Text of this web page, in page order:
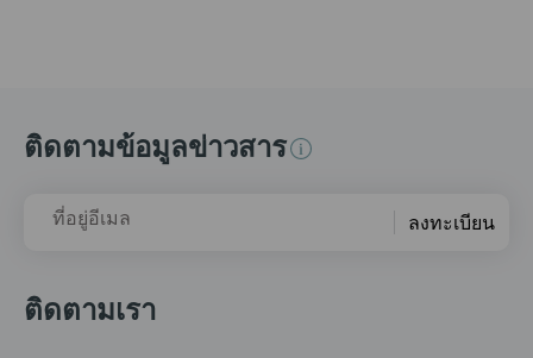
ติดตามข้อมูลข่าวสาร
ที่อยู่อีเมล ลงทะเบียน
ติดตามเรา